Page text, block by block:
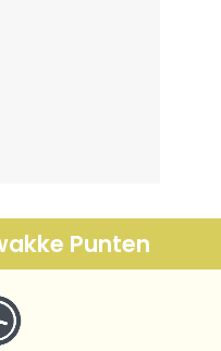
Punten